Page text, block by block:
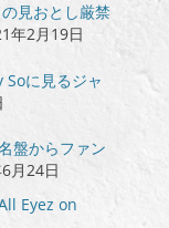
の見おとし厳禁
年2月19日
Soに見るジャ
盤からファン
月24日
Eyez on